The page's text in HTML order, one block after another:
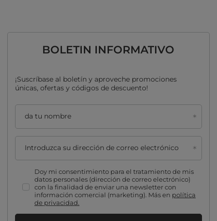
BOLETIN INFORMATIVO
¡Suscríbase al boletín y aproveche promociones
únicas, ofertas y códigos de descuento!
da tu nombre
Introduzca su dirección de correo electrónico
Doy mi consentimiento para el tratamiento de mis
datos personales (dirección de correo electrónico)
con la finalidad de enviar una newsletter con
información comercial (marketing). Más en política
de privacidad.